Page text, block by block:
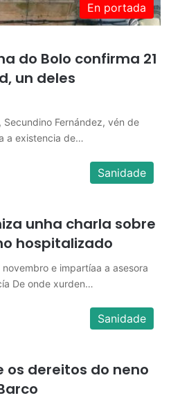
En portada
do Bolo confirma 21
un deles
Fernández, vén de
a existencia de…
Sanidade
unha charla sobre
hospitalizado
e impartíaa a asesora
De onde xurden…
Sanidade
os dereitos do neno